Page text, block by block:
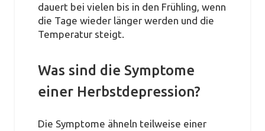
dauert bei vielen bis in den Frühling, wenn
die Tage wieder länger werden und die
Temperatur steigt.
Was sind die Symptome
einer Herbstdepression?
Die Symptome ähneln teilweise einer